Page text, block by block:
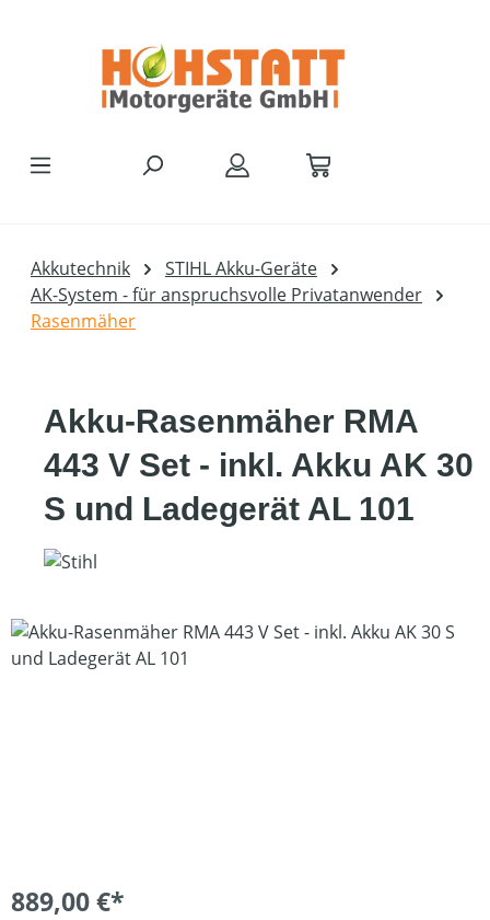
Akkutechnik
STIHL Akku-Geräte
AK-System - für anspruchsvolle Privatanwender
Rasenmäher
Akku-Rasenmäher RMA
443 V Set - inkl. Akku AK 30
S und Ladegerät AL 101
Bildergalerie überspringen
889,00 €*